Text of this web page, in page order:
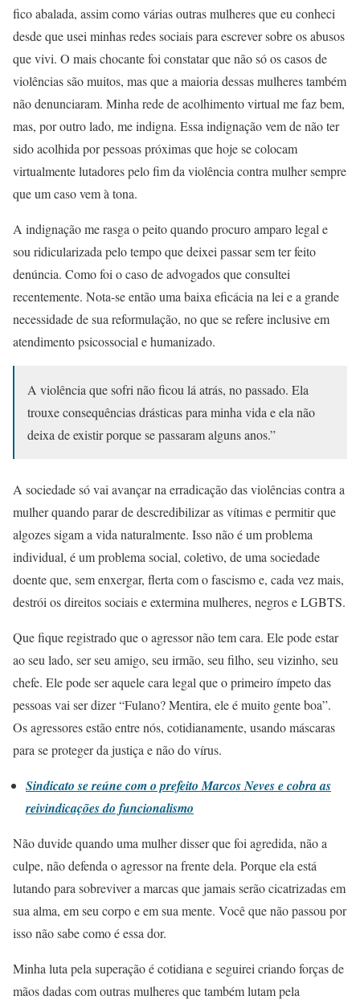
fico abalada, assim como várias outras mulheres que eu conheci
desde que usei minhas redes sociais para escrever sobre os abusos
que vivi. O mais chocante foi constatar que não só os casos de
violências são muitos, mas que a maioria dessas mulheres também
não denunciaram. Minha rede de acolhimento virtual me faz bem,
mas, por outro lado, me indigna. Essa indignação vem de não ter
sido acolhida por pessoas próximas que hoje se colocam
virtualmente lutadores pelo fim da violência contra mulher sempre
que um caso vem à tona.
A indignação me rasga o peito quando procuro amparo legal e
sou ridicularizada pelo tempo que deixei passar sem ter feito
denúncia. Como foi o caso de advogados que consultei
recentemente. Nota-se então uma baixa eficácia na lei e a grande
necessidade de sua reformulação, no que se refere inclusive em
atendimento psicossocial e humanizado.
A violência que sofri não ficou lá atrás, no passado. Ela
trouxe consequências drásticas para minha vida e ela não
deixa de existir porque se passaram alguns anos.”
A sociedade só vai avançar na erradicação das violências contra a
mulher quando parar de descredibilizar as vítimas e permitir que
algozes sigam a vida naturalmente. Isso não é um problema
individual, é um problema social, coletivo, de uma sociedade
doente que, sem enxergar, flerta com o fascismo e, cada vez mais,
destrói os direitos sociais e extermina mulheres, negros e LGBTS.
Que fique registrado que o agressor não tem cara. Ele pode estar
ao seu lado, ser seu amigo, seu irmão, seu filho, seu vizinho, seu
chefe. Ele pode ser aquele cara legal que o primeiro ímpeto das
pessoas vai ser dizer “Fulano? Mentira, ele é muito gente boa”.
Os agressores estão entre nós, cotidianamente, usando máscaras
para se proteger da justiça e não do vírus.
Sindicato se reúne com o prefeito Marcos Neves e cobra as
reivindicações do funcionalismo
Não duvide quando uma mulher disser que foi agredida, não a
culpe, não defenda o agressor na frente dela. Porque ela está
lutando para sobreviver a marcas que jamais serão cicatrizadas em
sua alma, em seu corpo e em sua mente. Você que não passou por
isso não sabe como é essa dor.
Minha luta pela superação é cotidiana e seguirei criando forças de
mãos dadas com outras mulheres que também lutam pela